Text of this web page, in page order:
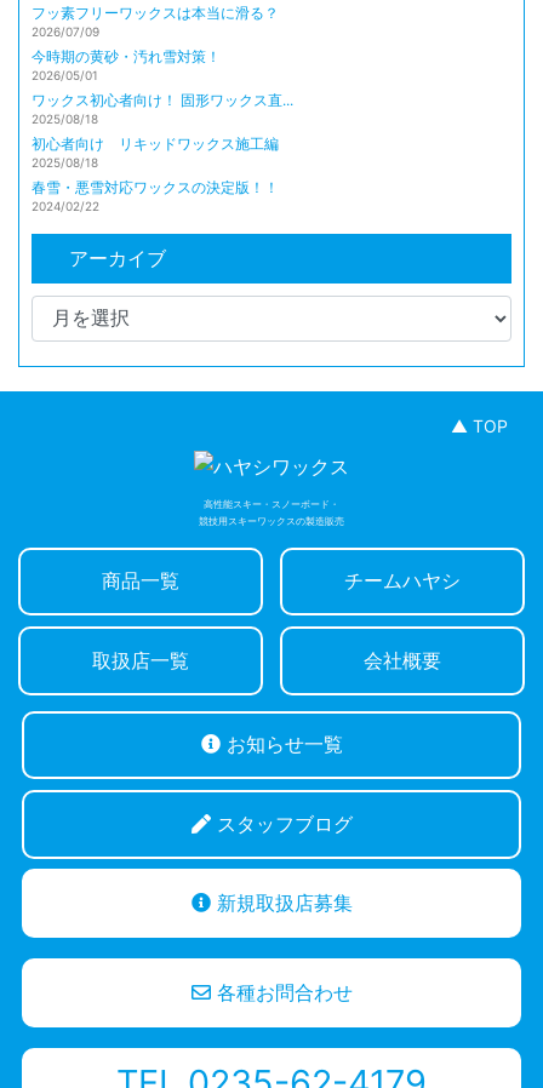
フッ素フリーワックスは本当に滑る？
2026/07/09
今時期の黄砂・汚れ雪対策！
2026/05/01
ワックス初心者向け！ 固形ワックス直...
2025/08/18
初心者向け リキッドワックス施工編
2025/08/18
春雪・悪雪対応ワックスの決定版！！
2024/02/22
アーカイブ
▲ TOP
高性能スキー・スノーボード・
競技用スキーワックスの製造販売
商品一覧 チームハヤシ
取扱店一覧 会社概要
お知らせ一覧
スタッフブログ
新規取扱店募集
各種お問合わせ